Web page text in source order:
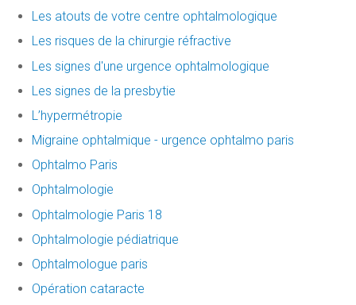
Les atouts de votre centre ophtalmologique
Les risques de la chirurgie réfractive
Les signes d'une urgence ophtalmologique
Les signes de la presbytie
L’hypermétropie
Migraine ophtalmique - urgence ophtalmo paris
Ophtalmo Paris
Ophtalmologie
Ophtalmologie Paris 18
Ophtalmologie pédiatrique
Ophtalmologue paris
Opération cataracte